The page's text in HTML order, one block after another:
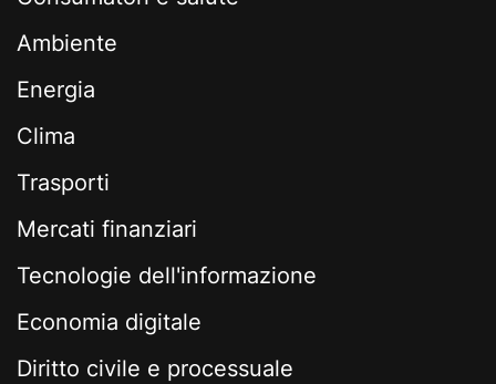
Ambiente
Energia
Clima
Trasporti
Mercati finanziari
Tecnologie dell'informazione
Economia digitale
Diritto civile e processuale